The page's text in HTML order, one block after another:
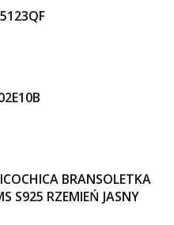
BRANSOLETKA
S925 RZEMIEŃ JASNY